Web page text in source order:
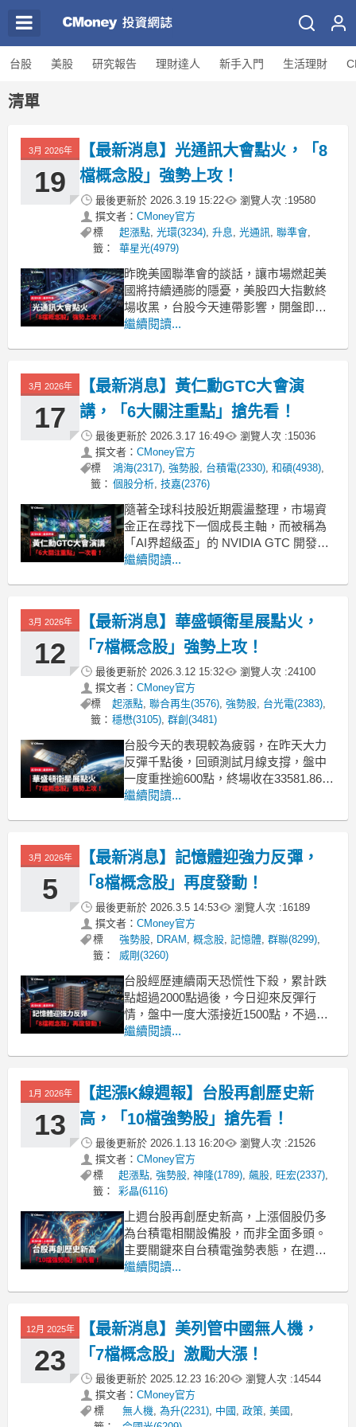
台股 美股 研究報告 理財達人 新手入門 生活理財
清單
3月 2026年
19
【最新消息】光通訊大會點火，「8
檔概念股」強勢上攻！
最後更新於 2026.3.19 15:22 瀏覽人次 :19580
撰文者： CMoney官方
標
籤：
起漲點,光環(3234),升息,光通訊,聯準會,
華星光(4979)
昨晚美國聯準會的談話，讓市場燃起美
國將持續通膨的隱憂，美股四大指數終
場收黑，台股今天連帶影響，開盤即下
探逾500點，終場收在33689.68點，下跌
表現低迷之際逆勢上攻，《起漲K線》馬
上帶你來看看背後的潛在原因，同時找
出表
繼續閱讀...
3月 2026年
17
【最新消息】黃仁勳GTC大會演
講，「6大關注重點」搶先看！
最後更新於 2026.3.17 16:49 瀏覽人次 :15036
撰文者： CMoney官方
標
籤：
鴻海(2317),強勢股, 台積電(2330),和碩(4938),
個股分析,技嘉(2376)
隨著全球科技股近期震盪整理，市場資
金正在尋找下一個成長主軸，而被稱為
「AI界超級盃」的 NVIDIA GTC 開發者
大會 正式登場，再度成為全球投資人關
年最受矚目的，依然是 NVIDIA 執行長
黃仁勳的主題演講。從 AI
繼續閱讀...
3月 2026年
12
【最新消息】華盛頓衛星展點火，
「7檔概念股」強勢上攻！
最後更新於 2026.3.12 15:32 瀏覽人次 :24100
撰文者： CMoney官方
標
籤：
起漲點, 聯合再生(3576), 強勢股, 台光電(2383),
穩懋(3105), 群創(3481)
台股今天的表現較為疲弱，在昨天大力
反彈千點後，回頭測試月線支撐，盤中
一度重挫逾600點，終場收在33581.86
點，下跌532.33點或1.56%。觀察盤面，
到的SpaceX題材外，即將迎接的華盛頓
衛星同步點燃行情。《起漲K線》今天
繼續閱讀...
3月 2026年
5
【最新消息】記憶體迎強力反彈，
「8檔概念股」再度發動！
最後更新於 2026.3.5 14:53 瀏覽人次 :16189
撰文者： CMoney官方
標
籤：
強勢股, DRAM ,概念股,記憶體,群聯(8299),
威剛(3260)
台股經歷連續兩天恐慌性下殺，累計跌
點超過2000點過後，今日迎來反彈行
情，盤中一度大漲接近1500點，不過量
能未明顯支撐，尾盤收斂至844.06點，
顯回溫，《起漲K線》今天就帶你來看
看，到底還有沒有機會布局，同時找出
表
繼續閱讀...
1月 2026年
13
【起漲K線週報】台股再創歷史新
高，「10檔強勢股」搶先看！
最後更新於 2026.1.13 16:20 瀏覽人次 :21526
撰文者： CMoney官方
標
籤：
起漲點, 強勢股, 神隆(1789), 飆股, 旺宏(2337),
彩晶(6116)
上週台股再創歷史新高，上漲個股仍多
為台積電相關設備股，而非全面多頭。
主要關鍵來自台積電強勢表態，在週四
法說會預期推升下，股價創下 1,705 元
漲 939 點（+3.2%），盤中一度觸及
30,593 點歷史高點，週線收在 3
繼續閱讀...
12月 2025年
23
【最新消息】美列管中國無人機，
「7檔概念股」激勵大漲！
最後更新於 2025.12.23 16:20 瀏覽人次 :14544
撰文者： CMoney官方
標
無人機, 為升(2231), 中國 , 政策, 美國 ,